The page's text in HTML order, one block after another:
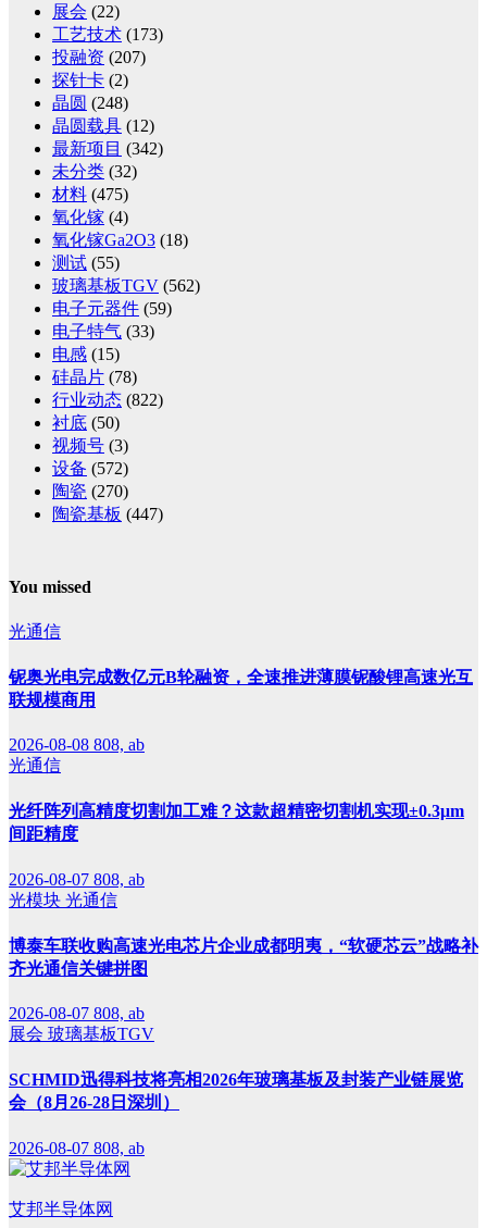
展会 (22)
工艺技术 (173)
投融资 (207)
探针卡 (2)
晶圆 (248)
晶圆载具 (12)
最新项目 (342)
未分类 (32)
材料 (475)
氧化镓 (4)
氧化镓Ga2O3 (18)
测试 (55)
玻璃基板TGV (562)
电子元器件 (59)
电子特气 (33)
电感 (15)
硅晶片 (78)
行业动态 (822)
衬底 (50)
视频号 (3)
设备 (572)
陶瓷 (270)
陶瓷基板 (447)
You missed
光通信
铌奥光电完成数亿元B轮融资，全速推进薄膜铌酸锂高速光互
联规模商用
2026-08-08 808, ab
光通信
光纤阵列高精度切割加工难？这款超精密切割机实现±0.3μm
间距精度
2026-08-07 808, ab
光模块 光通信
博泰车联收购高速光电芯片企业成都明夷，“软硬芯云”战略补
齐光通信关键拼图
2026-08-07 808, ab
展会 玻璃基板TGV
SCHMID迅得科技将亮相2026年玻璃基板及封装产业链展览
会（8月26-28日深圳）
2026-08-07 808, ab
艾邦半导体网